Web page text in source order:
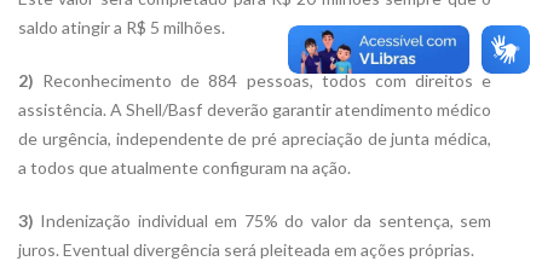
saldo atingir a R$ 5 milhões.
2) Reconhecimento de 884 pessoas, todos com direitos e
assistência. A Shell/Basf deverão garantir atendimento médico
de urgência, independente de pré apreciação de junta médica,
a todos que atualmente configuram na ação.
3) Indenização individual em 75% do valor da sentença, sem
juros. Eventual divergência será pleiteada em ações próprias.